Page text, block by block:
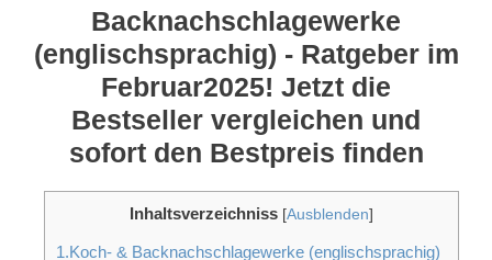
Backnachschlagewerke
(englischsprachig) - Ratgeber im
Februar2025! Jetzt die
Bestseller vergleichen und
sofort den Bestpreis finden
Inhaltsverzeichniss [Ausblenden]
1.Koch- & Backnachschlagewerke (englischsprachig)